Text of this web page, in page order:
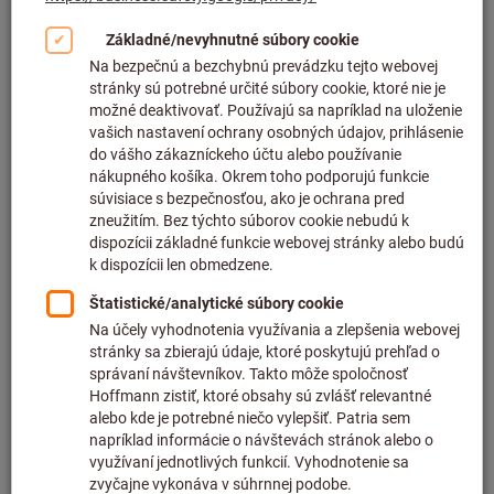
Filtrovať a triediť